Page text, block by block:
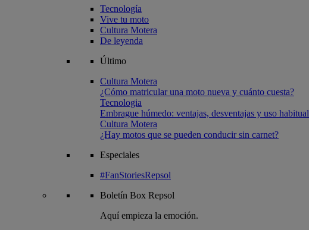
Tecnología
Vive tu moto
Cultura Motera
De leyenda
Último
Cultura Motera
¿Cómo matricular una moto nueva y cuánto cuesta?
Tecnologia
Embrague húmedo: ventajas, desventajas y uso habitual
Cultura Motera
¿Hay motos que se pueden conducir sin carnet?
Especiales
#FanStoriesRepsol
Boletín Box Repsol
Aquí empieza la emoción.